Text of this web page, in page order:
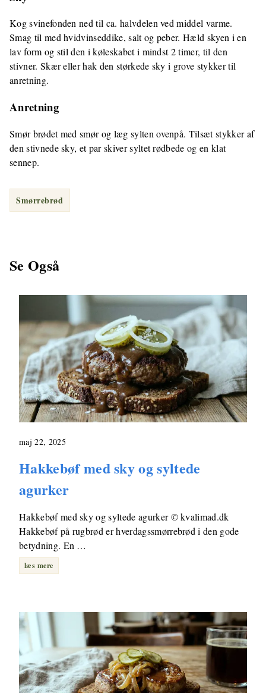
Kog svinefonden ned til ca. halvdelen ved middel varme.
Smag til med hvidvinseddike, salt og peber. Hæld skyen i en
lav form og stil den i køleskabet i mindst 2 timer, til den
stivner. Skær eller hak den størkede sky i grove stykker til
anretning.
Anretning
Smør brødet med smør og læg sylten ovenpå. Tilsæt stykker af
den stivnede sky, et par skiver syltet rødbede og en klat
sennep.
Smørrebrød
Se Også
maj 22, 2025
Hakkebøf med sky og syltede
agurker
Hakkebøf med sky og syltede agurker © kvalimad.dk
Hakkebøf på rugbrød er hverdagssmørrebrød i den gode
betydning. En …
læs mere